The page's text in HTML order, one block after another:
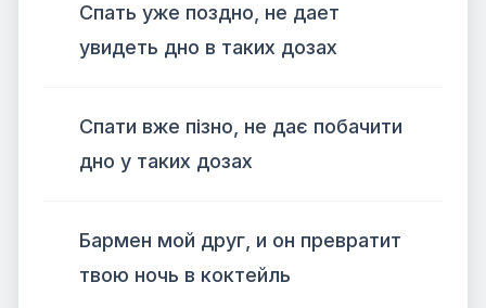
Спать уже поздно, не дает
увидеть дно в таких дозах
Спати вже пізно, не дає побачити
дно у таких дозах
Бармен мой друг, и он превратит
твою ночь в коктейль